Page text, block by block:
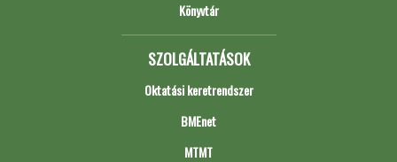
Könyvtár
SZOLGÁLTATÁSOK
Oktatási keretrendszer
BMEnet
MTMT